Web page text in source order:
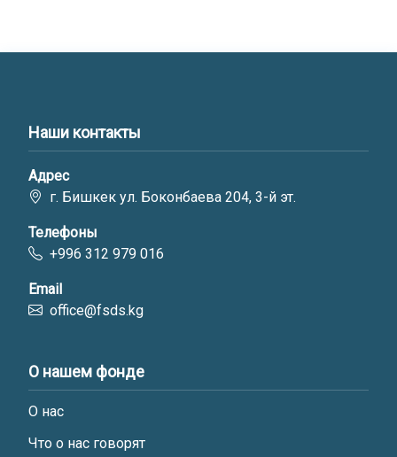
Наши контакты
Адрес
г. Бишкек ул. Боконбаева 204, 3-й эт.
Телефоны
+996 312 979 016
Email
office@fsds.kg
О нашем фонде
О нас
Что о нас говорят